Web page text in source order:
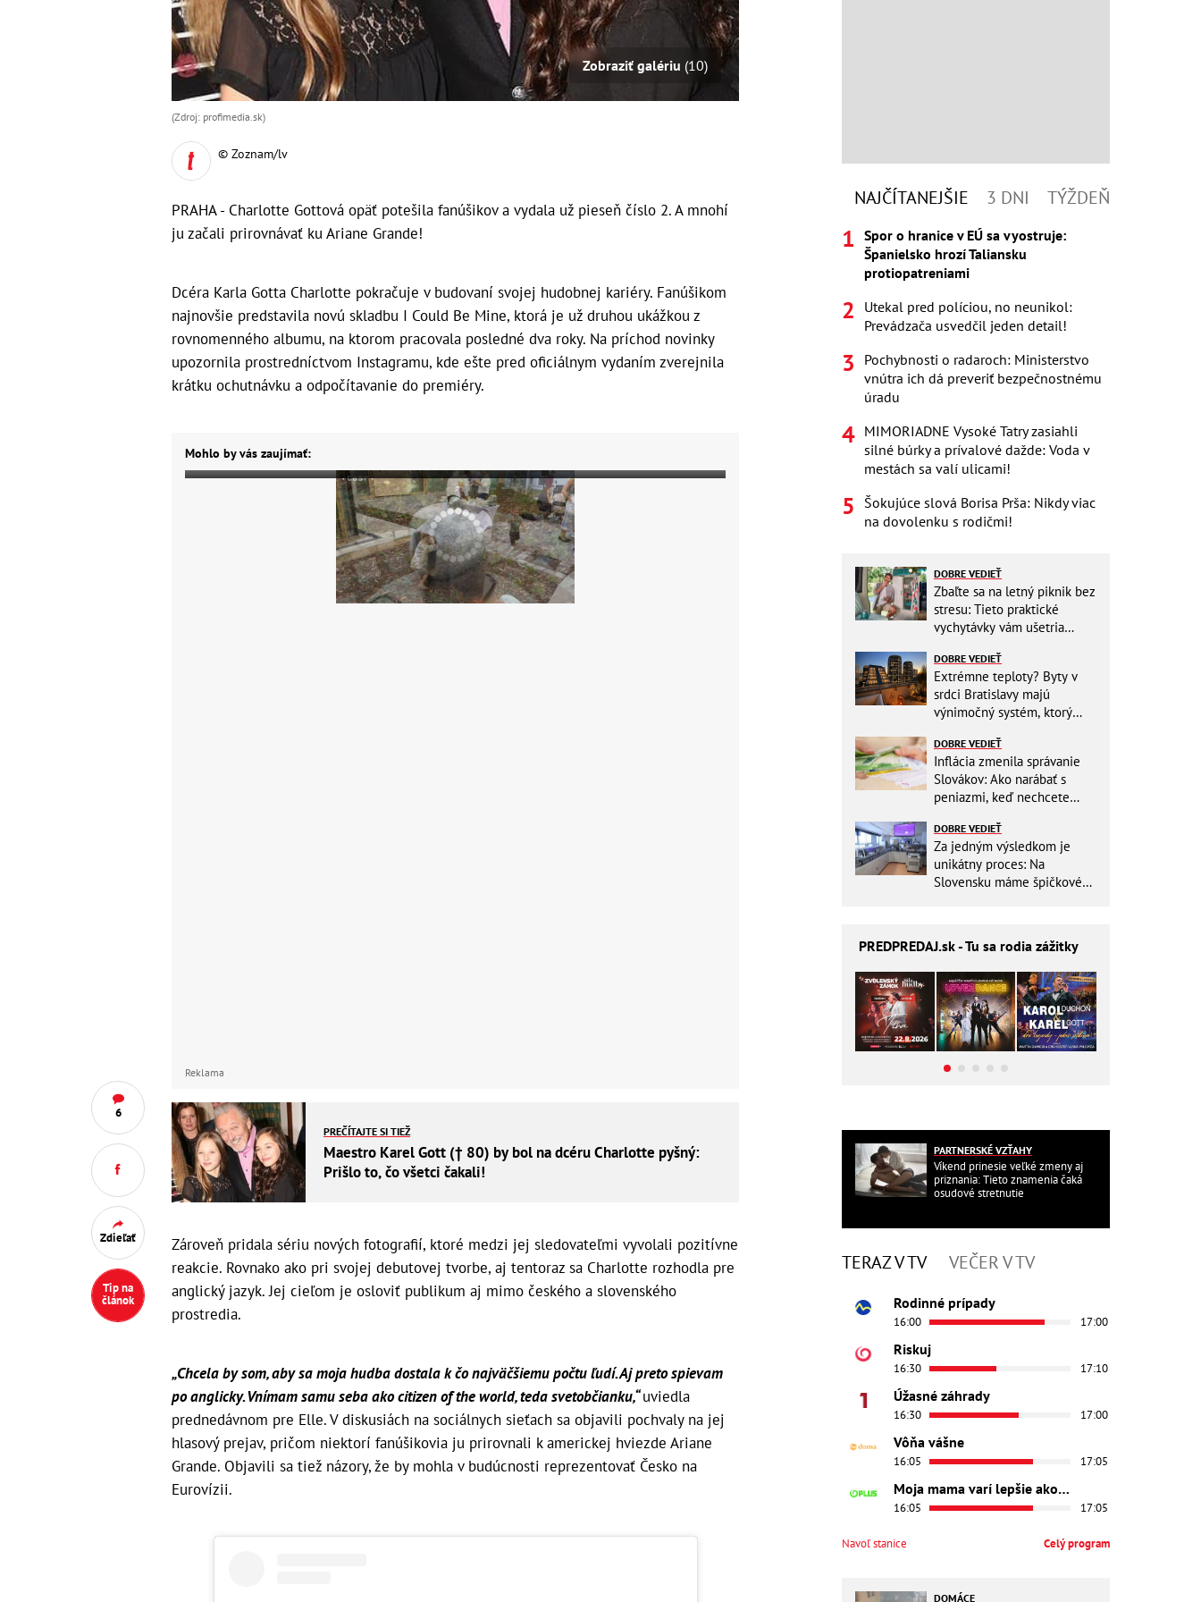
6
Zdieľať
Tip na
článok
Zobraziť galériu (10)
(Zdroj: profimedia.sk)
© Zoznam/lv
PRAHA - Charlotte Gottová opäť potešila fanúšikov a vydala už pieseň číslo 2. A mnohí
ju začali prirovnávať ku Ariane Grande!
Dcéra Karla Gotta Charlotte pokračuje v budovaní svojej hudobnej kariéry. Fanúšikom
najnovšie predstavila novú skladbu I Could Be Mine, ktorá je už druhou ukážkou z
rovnomenného albumu, na ktorom pracovala posledné dva roky. Na príchod novinky
upozornila prostredníctvom Instagramu, kde ešte pred oficiálnym vydaním zverejnila
krátku ochutnávku a odpočítavanie do premiéry.
Mohlo by vás zaujímať:
Reklama
PREČÍTAJTE SI TIEŽ
Maestro Karel Gott († 80) by bol na dcéru Charlotte pyšný:
Prišlo to, čo všetci čakali!
Zároveň pridala sériu nových fotografií, ktoré medzi jej sledovateľmi vyvolali pozitívne
reakcie. Rovnako ako pri svojej debutovej tvorbe, aj tentoraz sa Charlotte rozhodla pre
anglický jazyk. Jej cieľom je osloviť publikum aj mimo českého a slovenského
prostredia.
„Chcela by som, aby sa moja hudba dostala k čo najväčšiemu počtu ľudí. Aj preto spievam
po anglicky. Vnímam samu seba ako citizen of the world, teda svetobčianku,“uviedla
prednedávnom pre Elle. V diskusiách na sociálnych sieťach sa objavili pochvaly na jej
hlasový prejav, pričom niektorí fanúšikovia ju prirovnali k americkej hviezde Ariane
Grande. Objavili sa tiež názory, že by mohla v budúcnosti reprezentovať Česko na
Eurovízii.
NAJČÍTANEJŠIE 3 DNI TÝŽDEŇ
Spor o hranice v EÚ sa vyostruje:
Španielsko hrozí Taliansku
protiopatreniami
Utekal pred políciou, no neunikol:
Prevádzača usvedčil jeden detail!
Pochybnosti o radaroch: Ministerstvo
vnútra ich dá preveriť bezpečnostnému
úradu
MIMORIADNE Vysoké Tatry zasiahli
silné búrky a prívalové dažde: Voda v
mestách sa valí ulicami!
Šokujúce slová Borisa Prša: Nikdy viac
na dovolenku s rodičmi!
DOBRE VEDIEŤ
Zbaľte sa na letný piknik bez
stresu: Tieto praktické
vychytávky vám ušetria
DOBRE VEDIEŤ
Extrémne teploty? Byty v
srdci Bratislavy majú
výnimočný systém, ktorý
DOBRE VEDIEŤ
Inflácia zmenila správanie
Slovákov: Ako narábať s
peniazmi, keď nechcete
DOBRE VEDIEŤ
Za jedným výsledkom je
unikátny proces: Na
Slovensku máme špičkové
PREDPREDAJ.sk - Tu sa rodia zážitky
PARTNERSKÉ VZŤAHY
Víkend prinesie veľké zmeny aj
priznania: Tieto znamenia čaká
osudové stretnutie
TERAZ V TV VEČER V TV
Rodinné prípady
16:00 17:00
Riskuj
16:30 17:10
Úžasné záhrady
16:30 17:00
Vôňa vášne
16:05 17:05
Moja mama varí lepšie ako tvoja
16:05 17:05
Navoľ stanice Celý program
DOMÁCE